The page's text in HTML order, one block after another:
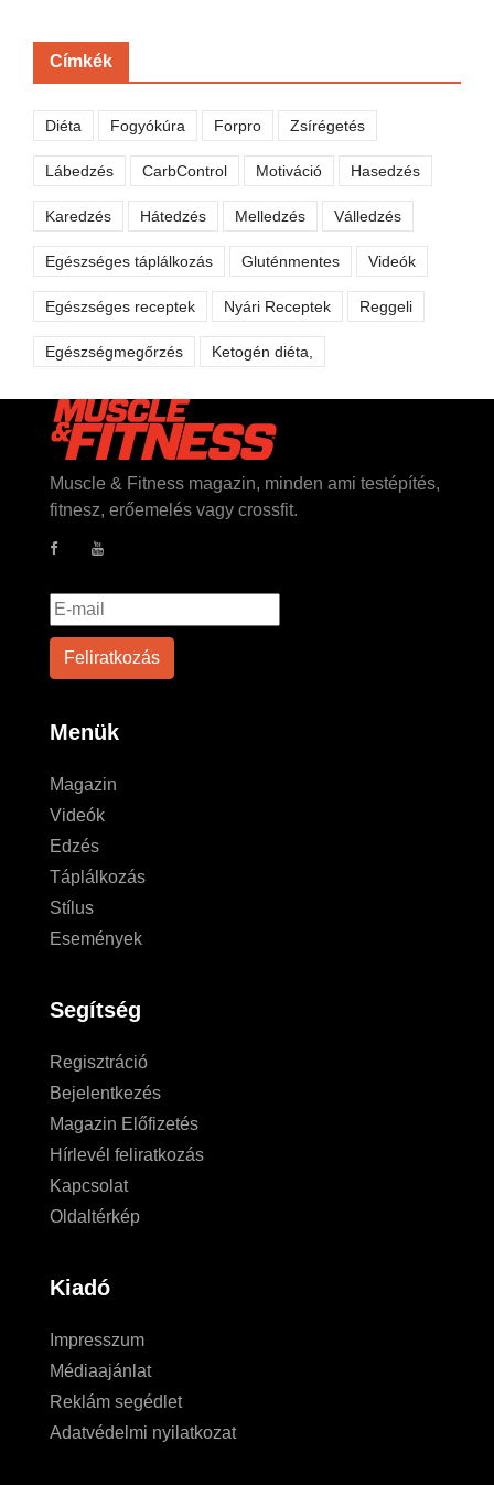
Címkék
Diéta Fogyókúra Forpro Zsírégetés
Lábedzés CarbControl Motiváció Hasedzés
Karedzés Hátedzés Melledzés Válledzés
Egészséges táplálkozás Gluténmentes Videók
Egészséges receptek Nyári Receptek Reggeli
Egészségmegőrzés Ketogén diéta,
Muscle & Fitness magazin, minden ami testépítés,
fitnesz, erőemelés vagy crossfit.
Menük
Magazin
Videók
Edzés
Táplálkozás
Stílus
Események
Segítség
Regisztráció
Bejelentkezés
Magazin Előfizetés
Hírlevél feliratkozás
Kapcsolat
Oldaltérkép
Kiadó
Impresszum
Médiaajánlat
Reklám segédlet
Adatvédelmi nyilatkozat